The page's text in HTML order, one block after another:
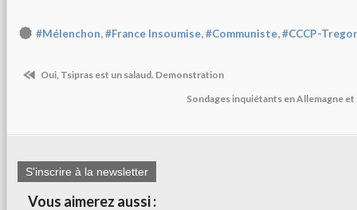
#Mélenchon,#France Insoumise,#Communiste,#CCCP-Tregor
Oui, Tsipras est un salaud. Demonstration
Sondages inquiétants en Allemagne
S'inscrire à la newsletter
Vous aimerez aussi :